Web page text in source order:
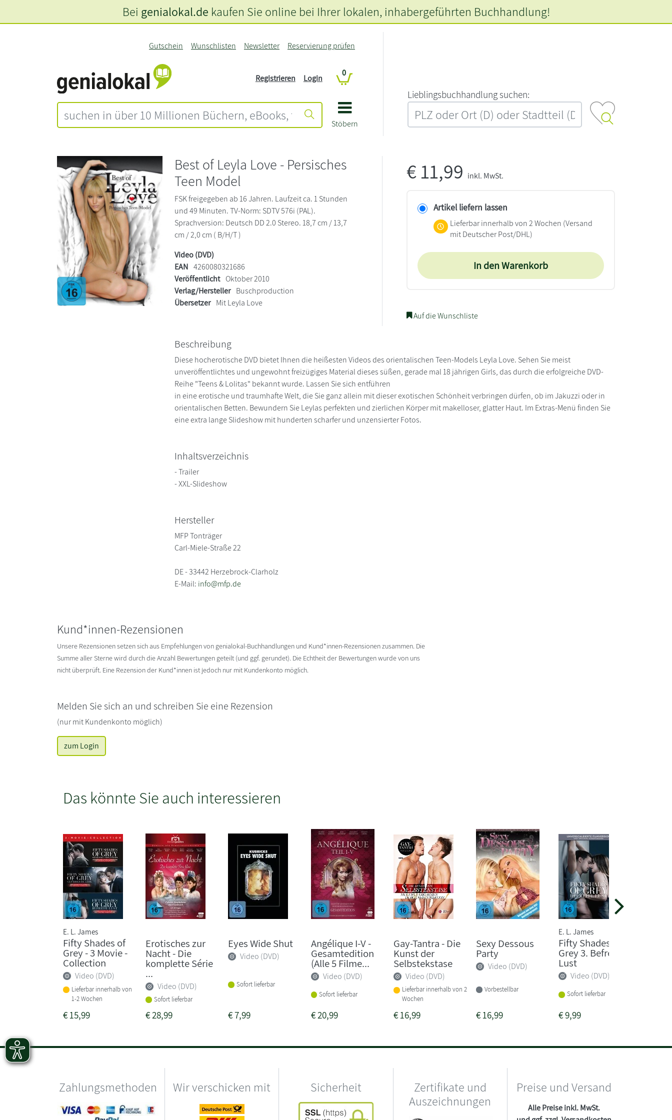
Stöbern
Gutschein Wunschlisten Newsletter Reservierung prüfen
Registrieren Login
0
L‍i‍e‍b‍l‍i‍n‍g‍s‍b‍u‍c‍h‍h‍a‍n‍d‍l‍u‍n‍g‍ ‍s‍u‍c‍h‍e‍n‍:‍
Bei genialokal.de kaufen Sie online bei Ihrer lokalen, inhabergeführten Buchhandlung!
Best of Leyla Love - Persisches
Teen Model
FSK freigegeben ab 16 Jahren. Laufzeit ca. 1 Stunden
und 49 Minuten. TV-Norm: SDTV 576i (PAL).
Sprachversion: Deutsch DD 2.0 Stereo. 18,7 cm / 13,7
cm / 2,0 cm ( B/H/T )
Video (DVD)
EAN 4260080321686
Veröffentlicht Oktober 2010
Verlag/Hersteller Buschproduction
Übersetzer Mit Leyla Love
€11,99 inkl. MwSt.
Artikel liefern lassen
Lieferbar innerhalb von 2 Wochen (Versand
mit Deutscher Post/DHL)
In den Warenkorb
Auf die Wunschliste
Beschreibung
Diese hocherotische DVD bietet Ihnen die heißesten Videos des orientalischen Teen-Models Leyla Love. Sehen Sie meist
unveröffentlichtes und ungewohnt freizügiges Material dieses süßen, gerade mal 18 jährigen Girls, das durch die erfolgreiche DVD-
Reihe "Teens & Lolitas" bekannt wurde. Lassen Sie sich entführen
in eine erotische und traumhafte Welt, die Sie ganz allein mit dieser exotischen Schönheit verbringen dürfen, ob im Jakuzzi oder in
orientalischen Betten. Bewundern Sie Leylas perfekten und zierlichen Körper mit makelloser, glatter Haut. Im Extras-Menü finden Sie
eine extra lange Slideshow mit hunderten scharfer und unzensierter Fotos.
Inhaltsverzeichnis
- Trailer
- XXL-Slideshow
Hersteller
MFP Tonträger
Carl-Miele-Straße 22
DE - 33442 Herzebrock-Clarholz
E-Mail: info@mfp.de
Kund*innen-Rezensionen
Unsere Rezensionen setzen sich aus Empfehlungen von genialokal-Buchhandlungen und Kund*innen-Rezensionen zusammen. Die
Summe aller Sterne wird durch die Anzahl Bewertungen geteilt (und ggf. gerundet). Die Echtheit der Bewertungen wurde von uns
nicht überprüft. Eine Rezension der Kund*innen ist jedoch nur mit Kundenkonto möglich.
Melden Sie sich an und schreiben Sie eine Rezension
(nur mit Kundenkonto möglich)
zum Login
Das könnte Sie auch interessieren
E. L. James
Fifty Shades of
Grey - 3 Movie -
Collection
Video (DVD)
Lieferbar innerhalb von
1-2 Wochen
€15,99
Erotisches zur
Nacht - Die
komplette Série
...
Video (DVD)
Sofort lieferbar
€28,99
Eyes Wide Shut
Video (DVD)
Sofort lieferbar
€7,99
Angélique I-V -
Gesamtedition
(Alle 5 Filme...
Video (DVD)
Sofort lieferbar
€20,99
Gay-Tantra - Die
Kunst der
Selbstekstase
Video (DVD)
Lieferbar innerhalb von 2
Wochen
€16,99
Sexy Dessous
Party
Video (DVD)
Vorbestellbar
€16,99
E. L. James
Fifty Shades of
Grey 3. Befreite
Lust
Video (DVD)
Sofort lieferbar
€9,99
Zahlungsmethoden Wir verschicken mit Sicherheit
Zertifikate und
Auszeichnungen
Preise und Versand
Alle Preise inkl. MwSt.